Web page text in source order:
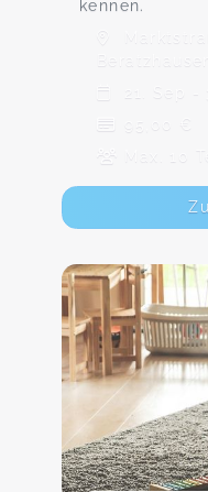
kennen.
21. Sep -
95,00 €
Max. 10